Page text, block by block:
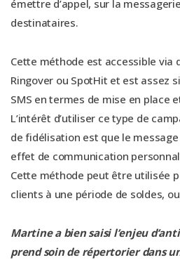
émettre d’appel, sur la
destinataires.
Cette méthode est accessible via
Ringover ou SpotHit et est assez
SMS en termes de mise en place
L’intérêt d’utiliser ce type de
de fidélisation est que le
effet de communication
Cette méthode peut être utilisée
clients à une période de soldes,
Martine a bien saisi l’enjeu
prend soin de répertorier dans